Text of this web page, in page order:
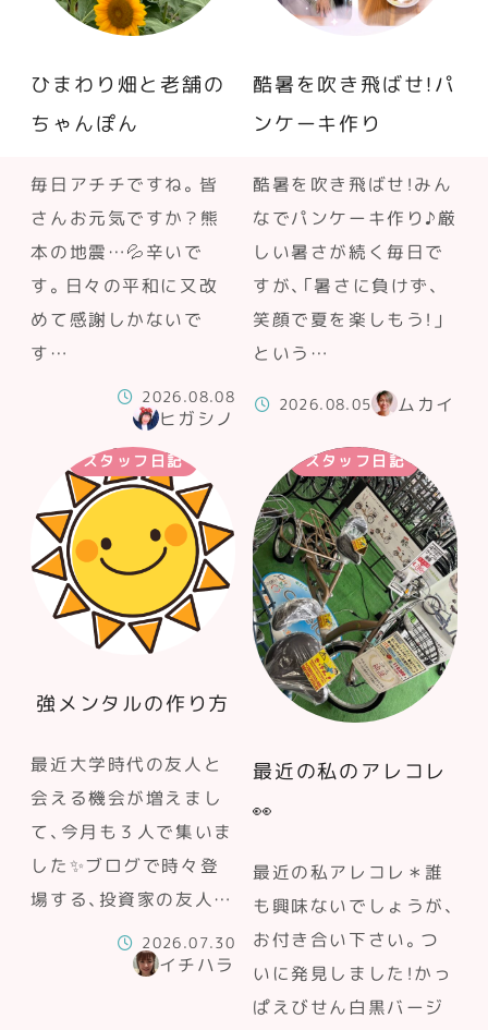
ひまわり畑と老舗の
ちゃんぽん
毎日アチチですね。皆
さんお元気ですか？熊
本の地震…💦辛いで
す。日々の平和に又改
めて感謝しかないで
す…
2026.08.08
ヒガシノ
酷暑を吹き飛ばせ！パ
ンケーキ作り
酷暑を吹き飛ばせ！みん
なでパンケーキ作り♪厳
しい暑さが続く毎日で
すが、「暑さに負けず、
笑顔で夏を楽しもう！」
という…
2026.08.05 ムカイ
スタッフ日記
強メンタルの作り方
最近大学時代の友人と
会える機会が増えまし
て、今月も３人で集いま
した✨ブログで時々登
場する、投資家の友人…
2026.07.30
イチハラ
スタッフ日記
最近の私のアレコレ
👀
最近の私アレコレ＊誰
も興味ないでしょうが、
お付き合い下さい。つ
いに発見しました！かっ
ぱえびせん白黒バージ